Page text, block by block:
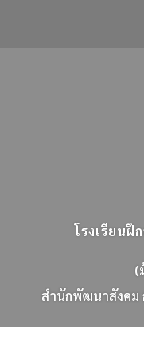
โรงเรียน
(
สนกพฒนาสงคม